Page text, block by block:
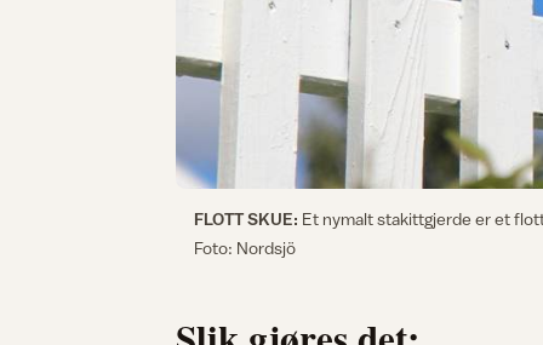
FLOTT SKUE: Et nymalt stakittgjerde er et
Foto: Nordsjö